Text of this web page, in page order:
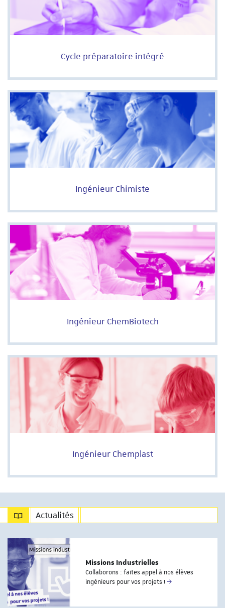
Cycle préparatoire intégré
Ingénieur Chimiste
Ingénieur ChemBiotech
Ingénieur Chemplast
Actualités
Missions Industrielles
Collaborons : faites appel à nos élèves
ingénieurs pour vos projets !